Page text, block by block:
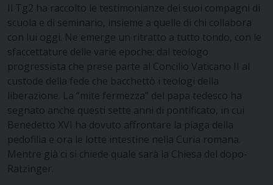
Il Tg2 ha raccolto le testimonianze dei suoi compagni di
scuola e di seminario, insieme a quelle di chi collabora
con lui oggi. Ne emerge un ritratto a tutto tondo, con le
sfaccettature delle varie epoche: dal teologo
progressista che prese parte al Concilio Vaticano II al
custode della fede che bacchettò i teologi della
liberazione. La “mite fermezza” del papa tedesco ha
segnato anche questi sette anni di pontificato, in cui
Benedetto XVI ha dovuto affrontare la piaga della
pedofilia e ora le lotte intestine nella Curia romana.
Mentre già ci si chiede quale sarà la Chiesa del dopo-
Ratzinger.